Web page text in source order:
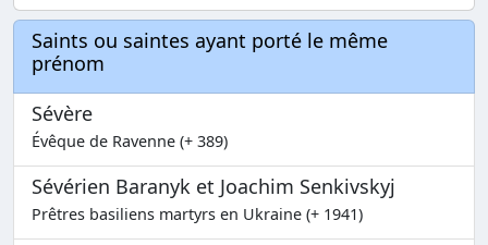
Saints ou saintes ayant porté le même
prénom
Sévère
Évêque de Ravenne (+ 389)
Sévérien Baranyk et Joachim Senkivskyj
Prêtres basiliens martyrs en Ukraine (+ 1941)